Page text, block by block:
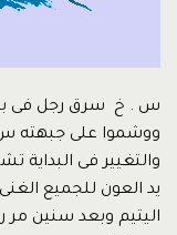
س . خ سرق رجل فى
ووشموا على جبهته
والتغيير فى البداية
يد العون للجميع
اليتيم وبعد سنين مر